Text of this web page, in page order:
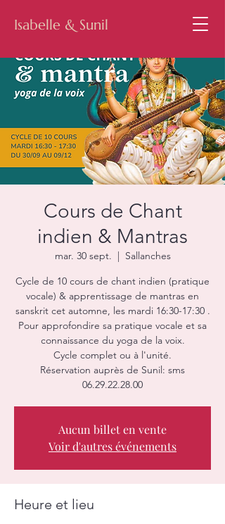
Isabelle & Sunil
Cours de Chant
indien & Mantras
mar. 30 sept.
  |
Sallanches
Cycle de 10 cours de chant indien (pratique
vocale) & apprentissage de mantras en
sanskrit cet automne, les mardi 16:30-17:30 .
Pour approfondire sa pratique vocale et sa
connaissance du yoga de la voix.
Cycle complet ou à l'unité.
Réservation auprès de Sunil: sms
06.29.22.28.00
Aucun billet en vente
Voir d'autres événements
Heure et lieu